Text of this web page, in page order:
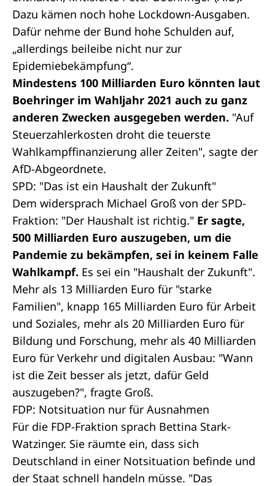
Dazu kämen noch hohe Lockdown-Ausgaben.
Dafür nehme der Bund hohe Schulden auf,
„allerdings beileibe nicht nur zur
Epidemiebekämpfung“.
Mindestens 100 Milliarden Euro könnten laut
Boehringer im Wahljahr 2021 auch zu ganz
anderen Zwecken ausgegeben werden. "Auf
Steuerzahlerkosten droht die teuerste
Wahlkampffinanzierung aller Zeiten", sagte der
AfD-Abgeordnete.
SPD: "Das ist ein Haushalt der Zukunft"
Dem widersprach Michael Groß von der SPD-
Fraktion: "Der Haushalt ist richtig." Er sagte,
500 Milliarden Euro auszugeben, um die
Pandemie zu bekämpfen, sei in keinem Falle
Wahlkampf. Es sei ein "Haushalt der Zukunft".
Mehr als 13 Milliarden Euro für "starke
Familien", knapp 165 Milliarden Euro für Arbeit
und Soziales, mehr als 20 Milliarden Euro für
Bildung und Forschung, mehr als 40 Milliarden
Euro für Verkehr und digitalen Ausbau: "Wann
ist die Zeit besser als jetzt, dafür Geld
auszugeben?", fragte Groß.
FDP: Notsituation nur für Ausnahmen
Für die FDP-Fraktion sprach Bettina Stark-
Watzinger. Sie räumte ein, dass sich
Deutschland in einer Notsituation befinde und
der Staat schnell handeln müsse. "Das